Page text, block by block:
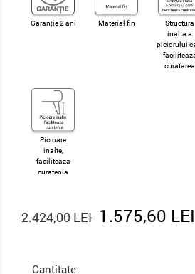
Garanție 2 ani Material fin
Structura
inalta a
piciorului
curatarea
Picioare
inalte,
faciliteaza
curatenia
1.575,60 LEI
2.424,00 LEI
Cantitate